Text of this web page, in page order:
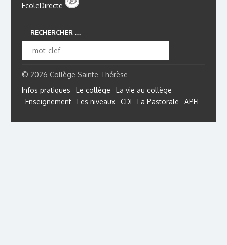
EcoleDirecte
RECHERCHER …
© 2026 Collège Sainte-Thérèse
Infos pratiques
Le collège
La vie au collège
Enseignement
Les niveaux CDI La Pastorale APEL